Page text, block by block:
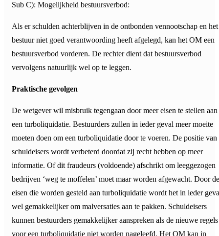
Sub C): Mogelijkheid bestuursverbod:
Als er schulden achterblijven in de ontbonden vennootschap en het
bestuur niet goed verantwoording heeft afgelegd, kan het OM een
bestuursverbod vorderen. De rechter dient dat bestuursverbod
vervolgens natuurlijk wel op te leggen.
Praktische gevolgen
De wetgever wil misbruik tegengaan door meer eisen te stellen aan
een turboliquidatie. Bestuurders zullen in ieder geval meer moeite
moeten doen om een turboliquidatie door te voeren. De positie van
schuldeisers wordt verbeterd doordat zij recht hebben op meer
informatie. Of dit fraudeurs (voldoende) afschrikt om leeggezogen
bedrijven ‘weg te moffelen’ moet maar worden afgewacht. Door de
eisen die worden gesteld aan turboliquidatie wordt het in ieder
wel gemakkelijker om malversaties aan te pakken. Schuldeisers
kunnen bestuurders gemakkelijker aanspreken als de nieuwe regels
voor een turboliquidatie niet worden nageleefd. Het OM kan in